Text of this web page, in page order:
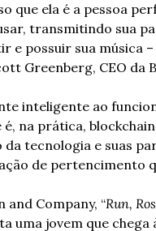
que ela é a pessoa
transmitindo sua
e possuir sua música
Greenberg, CEO da
inteligente ao
na prática,
tecnologia e suas
de pertencimento
and Company, “Run,
uma jovem que